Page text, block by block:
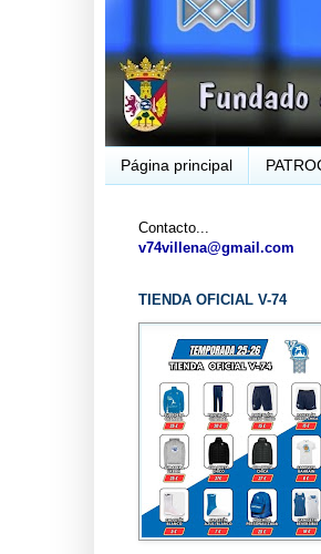
Página principal
V-74 VILLENA
Contacto...
v74villena@gmail.com
TIENDA OFICIAL V-74